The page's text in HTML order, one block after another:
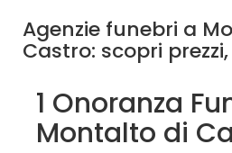
Agenzie funebri a
Castro: scopri
1 Onoranza
Montalto di